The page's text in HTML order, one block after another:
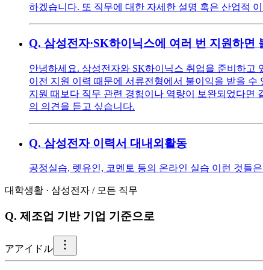
하겠습니다. 또 직무에 대한 자세한 설명 혹은 산업적
Q. 삼성전자·SK하이닉스에 여러 번 지원하면
안녕하세요. 삼성전자와 SK하이닉스 취업을 준비하고
이전 지원 이력 때문에 서류전형에서 불이익을 받을
지원 때보다 직무 관련 경험이나 역량이 보완되었다면
의 의견을 듣고 싶습니다.
Q. 삼성전자 이력서 대내외활동
공정실습, 렛유인, 코멘토 등의 온라인 실습 이런 것들
대학생활 · 삼성전자 / 모든 직무
Q. 제조업 기반 기업 기준으로
アアイドル